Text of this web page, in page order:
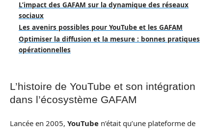
L’impact des GAFAM sur la dynamique des réseaux
sociaux
Les avenirs possibles pour YouTube et les GAFAM
Optimiser la diffusion et la mesure : bonnes pratiques
opérationnelles
L’histoire de YouTube et son intégration
dans l’écosystème GAFAM
Lancée en 2005, YouTube n’était qu’une plateforme de